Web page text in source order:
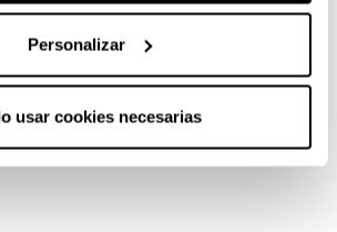
Personalizar
usar cookies necesarias